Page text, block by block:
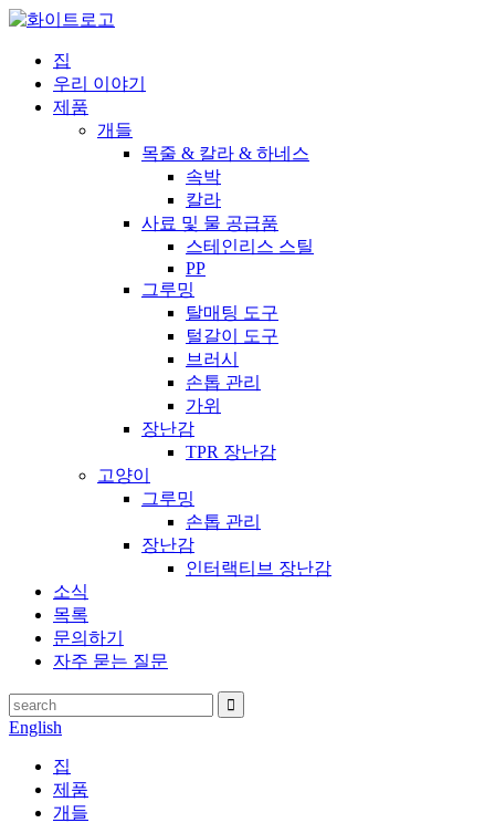
집
우리 이야기
제품
개들
목줄 & 칼라 & 하네스
속박
칼라
사료 및 물 공급품
스테인리스 스틸
PP
그루밍
탈매팅 도구
털갈이 도구
브러시
손톱 관리
가위
장난감
TPR 장난감
고양이
그루밍
손톱 관리
장난감
인터랙티브 장난감
소식
목록
문의하기
자주 묻는 질문
English
집
제품
개들